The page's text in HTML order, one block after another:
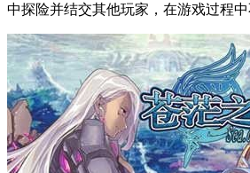
中探险并结交其他玩家，在游戏过程中